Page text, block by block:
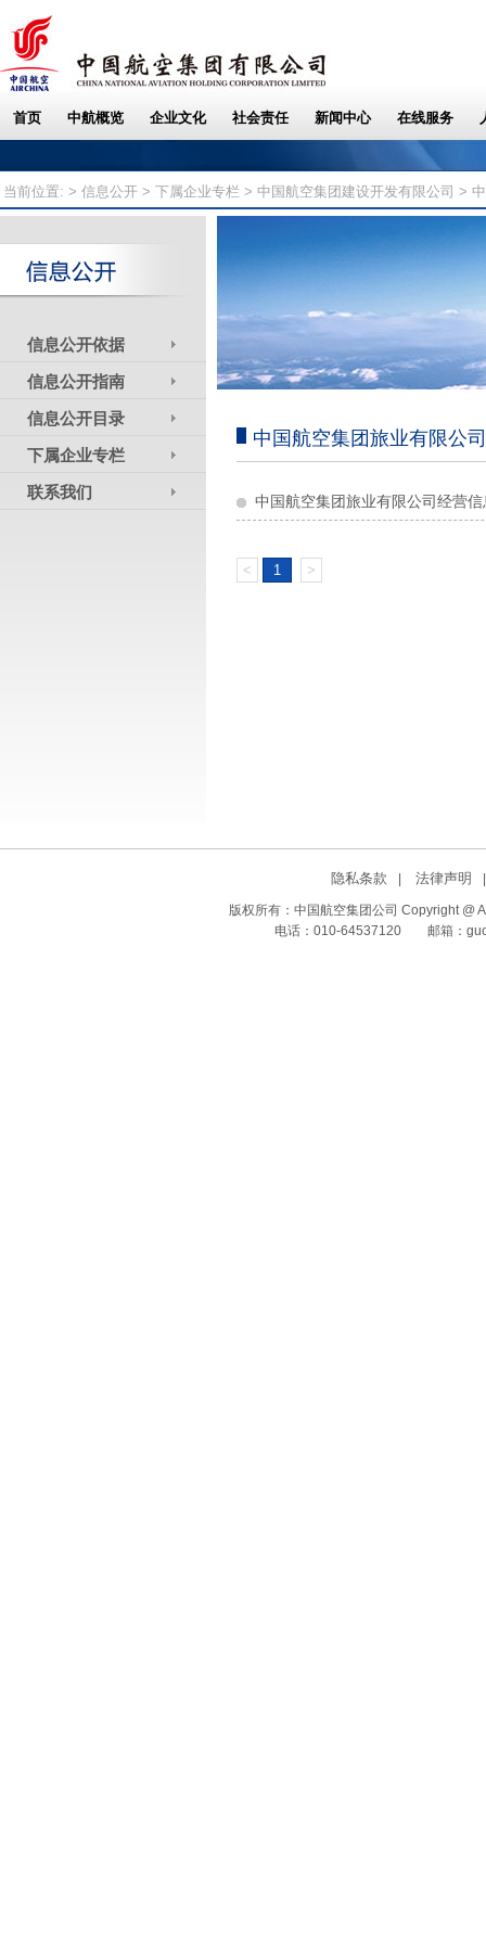
当前位置: > 信息公开 > 下属企业专栏 > 中国航空集团建设开发有限公司 >
信息公开依据
信息公开指南
信息公开目录
下属企业专栏
联系我们
中国航空集团旅业有限公司
中国航空集团旅业有限公司经营信
< 1 >